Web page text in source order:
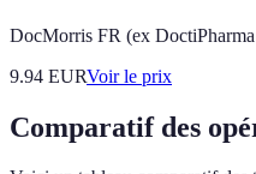
DocMorris FR (ex
9.94 EURVoir le prix
Comparatif des